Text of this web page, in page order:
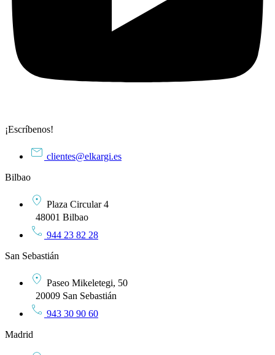
¡Escríbenos!
clientes@elkargi.es
Bilbao
Plaza Circular 4
48001 Bilbao
944 23 82 28
San Sebastián
Paseo Mikeletegi, 50
20009 San Sebastián
943 30 90 60
Madrid